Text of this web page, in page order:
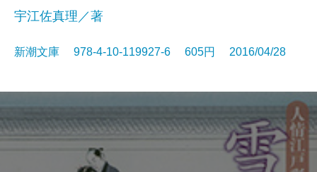
宇江佐真理／著
新潮文庫 978-4-10-119927-6 605円 2016/04/28